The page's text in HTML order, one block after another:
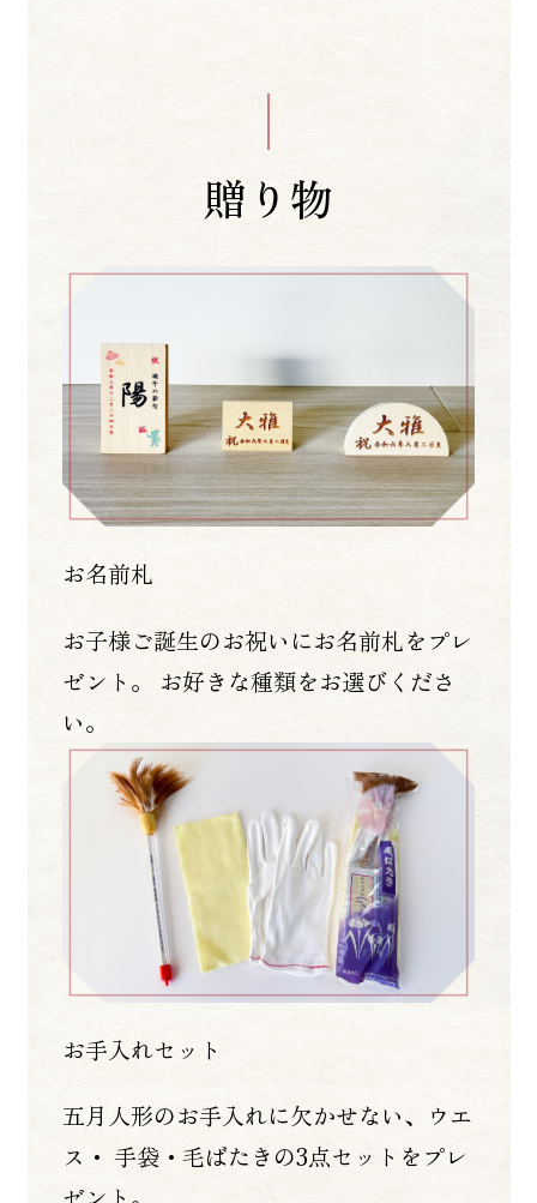
贈り物
お名前札
お子様ご誕生のお祝いにお名前札をプレ
ゼント。 お好きな種類をお選びくださ
い。
お手入れセット
五月人形のお手入れに欠かせない、ウエ
ス・ 手袋・毛ばたきの3点セットをプレ